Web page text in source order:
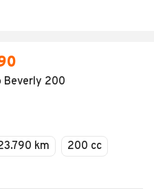
Beverly 200
km
200 cc